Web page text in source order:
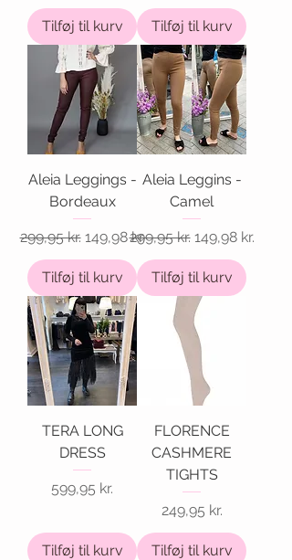
Tilføj til kurv Tilføj til kurv
Aleia Leggings -
Bordeaux
Regulær pris
299,95 kr. Salgspris
149,98 kr.
Tilføj til kurv
Aleia Leggins -
Camel
Regulær pris
299,95 kr. Salgspris
149,98 kr.
Tilføj til kurv
TERA LONG
DRESS
Pris
599,95 kr.
Tilføj til kurv
FLORENCE
CASHMERE
TIGHTS
Pris
249,95 kr.
Tilføj til kurv